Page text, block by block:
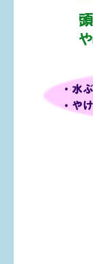
子育てカ
出産〜
3か月